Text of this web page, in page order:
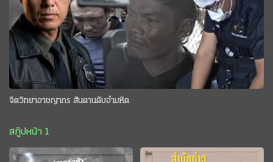
จิตวิทยาอาชญากร สันดานดิบอำมหิต
สกู๊ปหน้า 1